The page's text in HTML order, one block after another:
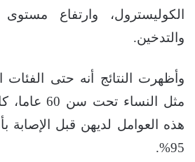
الكوليسترول، وارتفاع
والتدخين.
وأظهرت النتائج أنه حتى
مثل النساء
هذه العوامل لديهن قبل الإصابة
95%.